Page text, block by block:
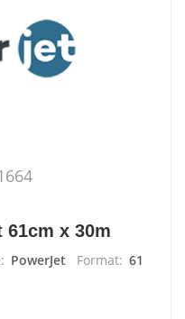
61cm x 30m
PowerJet Format: 61